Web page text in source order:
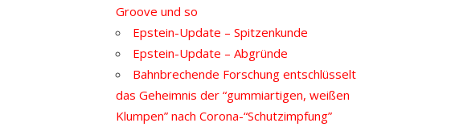
Groove und so
Epstein-Update – Spitzenkunde
Epstein-Update – Abgründe
Bahnbrechende Forschung entschlüsselt
das Geheimnis der “gummiartigen, weißen
Klumpen” nach Corona-“Schutzimpfung”